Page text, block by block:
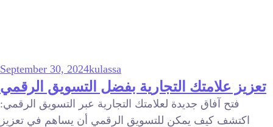
September 30, 2024kulassa
تعزيز علامتك التجارية بفضل التسويق الرقمي
فتح آفاق جديدة لعلامتك التجارية عبر التسويق الرقمي:
اكتشف كيف يمكن للتسويق الرقمي أن يساهم في تعزيز